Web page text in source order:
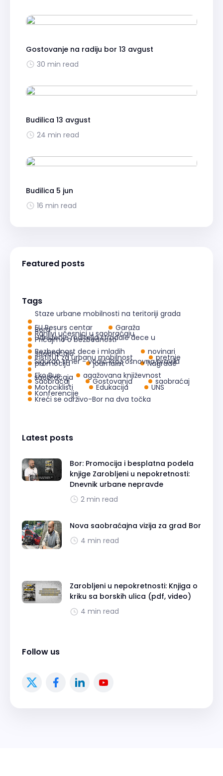
Gostovanje na radiju bor 13 avgust
30 min read
Budilica 13 avgust
24 min read
Budilica 5 jun
16 min read
Featured posts
Tags
Staze urbane mobilnosti na teritoriji grada
Bora
EU Resurs centar Garaža
Ranjivi učesnici u saobraćaju
Pričajmo o bezbednosti
Udruženje roditelja stradale dece u
saobraćaju
Bezbednost dece i mladih novinari
Institut za urbanu mobilnost pretnje
promocija journalist Nagrade
Siguran smer - vodič kroz osnovna pravila
saobraćaja
Eko Bus agažovana književnost
Saobraćaj Gostovanja saobraćaj
Motociklisti Edukacija UNS
Konferencije
Kreći se održivo-Bor na dva točka
Latest posts
Bor: Promocija i besplatna podela
knjige Zarobljeni u nepokretnosti:
Dnevnik urbane nepravde
2 min read
Nova saobraćajna vizija za grad Bor
4 min read
Zarobljeni u nepokretnosti: Knjiga o
kriku sa borskih ulica (pdf, video)
4 min read
Follow us